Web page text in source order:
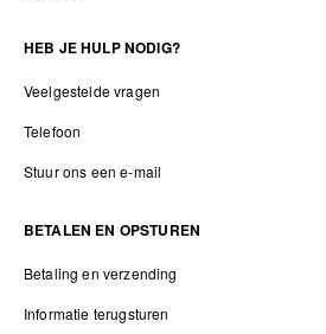
HEB JE HULP NODIG?
Veelgestelde vragen
Telefoon
Stuur ons een e-mail
BETALEN EN OPSTUREN
Betaling en verzending
Informatie terugsturen